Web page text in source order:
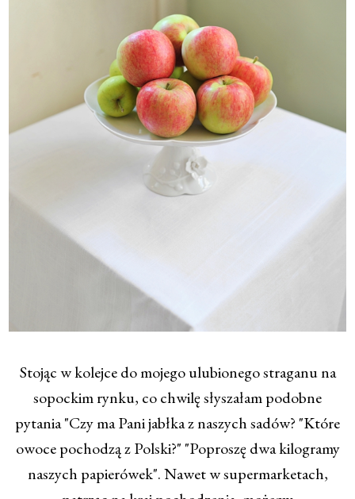
Stojąc w kolejce do mojego ulubionego straganu na
sopockim rynku, co chwilę słyszałam podobne
pytania "Czy ma Pani jabłka z naszych sadów? "Które
owoce pochodzą z Polski?" "Poproszę dwa kilogramy
naszych papierówek". Nawet w supermarketach,